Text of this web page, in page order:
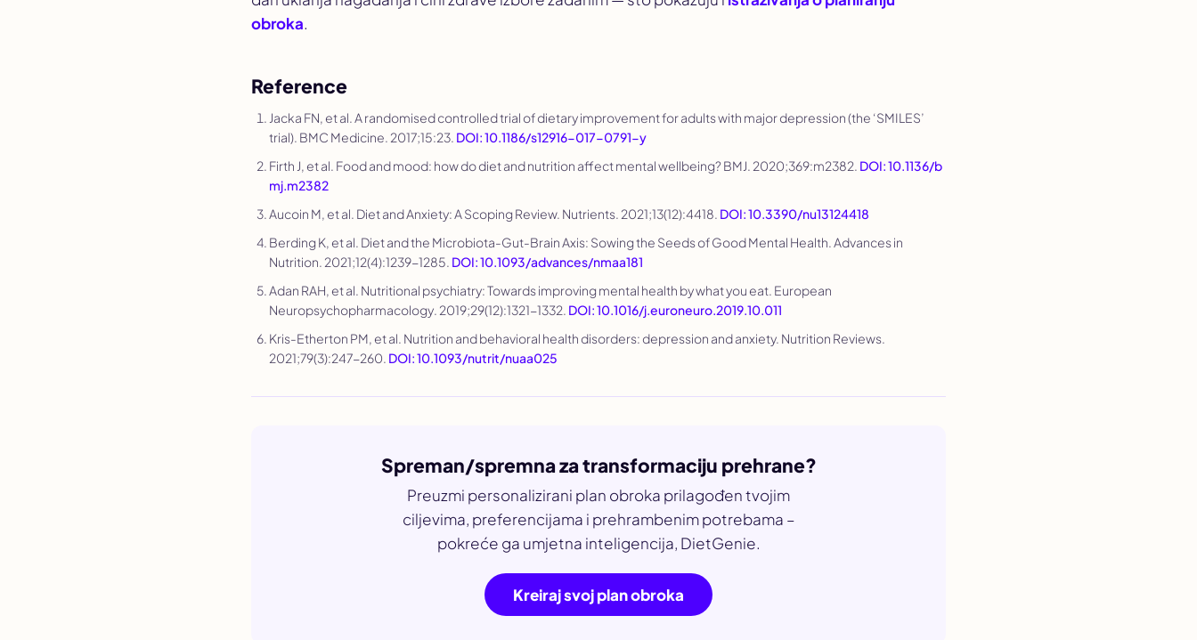
obroka.
Reference
Jacka FN, et al. A randomised controlled trial of dietary improvement for adults with major depression (the ‘SMILES’
trial). BMC Medicine. 2017;15:23. DOI: 10.1186/s12916-017-0791-y
Firth J, et al. Food and mood: how do diet and nutrition affect mental wellbeing?BMJ. 2020;369:m2382. DOI: 10.1136/b
mj.m2382
Aucoin M, et al. Diet and Anxiety: A Scoping Review. Nutrients. 2021;13(12):4418. DOI: 10.3390/nu13124418
Berding K, et al. Diet and the Microbiota-Gut-Brain Axis: Sowing the Seeds of Good Mental Health.Advances in
Nutrition. 2021;12(4):1239-1285. DOI: 10.1093/advances/nmaa181
Adan RAH, et al. Nutritional psychiatry: Towards improving mental health by what you eat. European
Neuropsychopharmacology. 2019;29(12):1321-1332. DOI: 10.1016/j.euroneuro.2019.10.011
Kris-Etherton PM, et al. Nutrition and behavioral health disorders: depression and anxiety. Nutrition Reviews.
2021;79(3):247-260. DOI: 10.1093/nutrit/nuaa025
Spreman/spremna za transformaciju prehrane?
Preuzmi personalizirani plan obroka prilagođen tvojim
ciljevima, preferencijama i prehrambenim potrebama –
pokreće ga umjetna inteligencija, DietGenie.
Kreiraj svoj plan obroka